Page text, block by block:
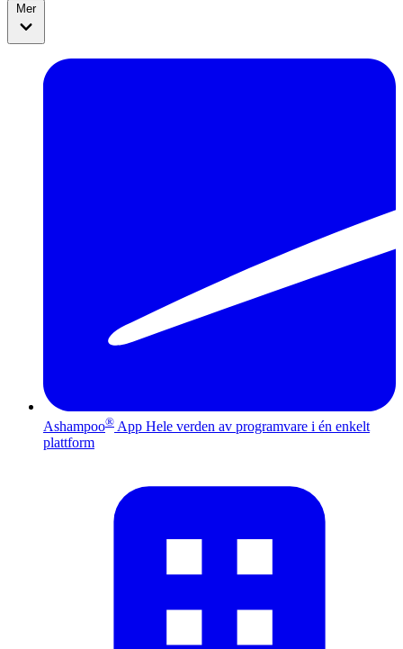
Mer
Ashampoo® App Hele verden av programvare i én enkelt
plattform